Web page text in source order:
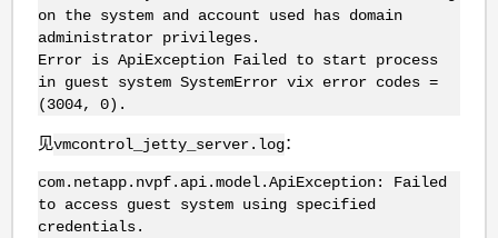
on the system and account used has domain
administrator privileges.
Error is ApiException Failed to start process
in guest system SystemError vix error codes =
(3004, 0).
见vmcontrol_jetty_server.log：
com.netapp.nvpf.api.model.ApiException: Failed
to access guest system using specified
credentials.